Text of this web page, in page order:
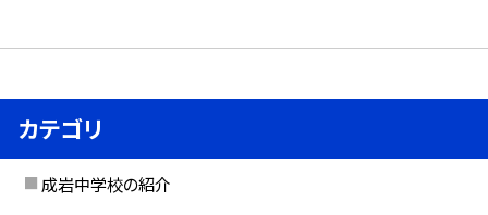
カテゴリ
成岩中学校の紹介